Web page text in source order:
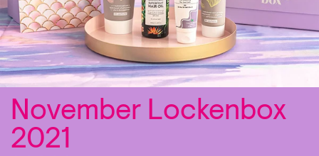
November Lockenbox
2021